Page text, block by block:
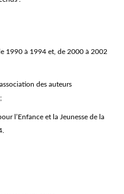
1990 à 1994 et, de 2000 à 2002
des auteurs
l’Enfance et la Jeunesse de la